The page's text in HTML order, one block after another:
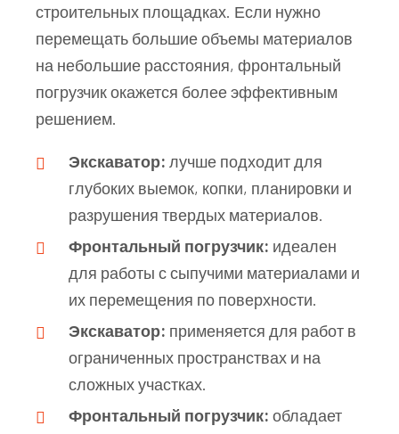
строительных площадках. Если нужно
перемещать большие объемы материалов
на небольшие расстояния, фронтальный
погрузчик окажется более эффективным
решением.
Экскаватор: лучше подходит для
глубоких выемок, копки, планировки и
разрушения твердых материалов.
Фронтальный погрузчик: идеален
для работы с сыпучими материалами и
их перемещения по поверхности.
Экскаватор: применяется для работ в
ограниченных пространствах и на
сложных участках.
Фронтальный погрузчик: обладает